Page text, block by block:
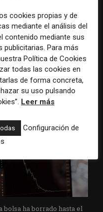
estrategias de los
ante la IA, la pérdida
ingresos y los cambios de
bolsa ha borrado hasta el
cookies propias y de
mediante el análisis del
contenido mediante sus
publicitarias. Para más
Política de Cookies
todas las cookies en
de forma concreta,
su uso pulsando
Leer más
Configuración de